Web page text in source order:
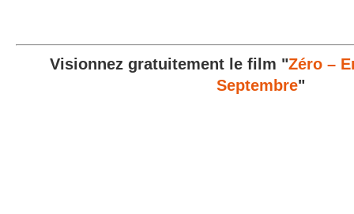
Visionnez gratuitement le film "Zéro –
Septembre"